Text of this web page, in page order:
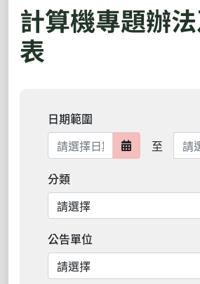
計算機專題辦
表
日期範圍
日期範圍開始
至 日
分類
公告單位